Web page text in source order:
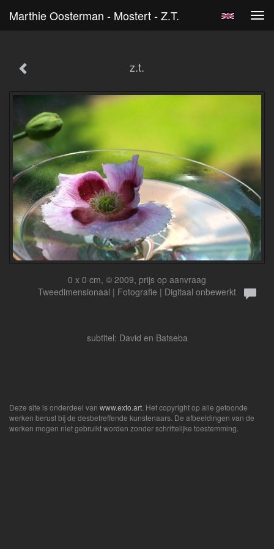
Marthie Oosterman - Mostert - Z.t.
z.t.
0 x 0 cm, © 2009, prijs op aanvraag
Tweedimensionaal | Fotografie | Digitaal onbewerkt
subtitel: David en Batseba
Deze site is onderdeel van www.exto.art. Het copyright op alle getoonde
werken berust bij de desbetreffende kunstenaars. De afbeeldingen van de
werken mogen niet gebruikt worden zonder schriftelijke toestemming.